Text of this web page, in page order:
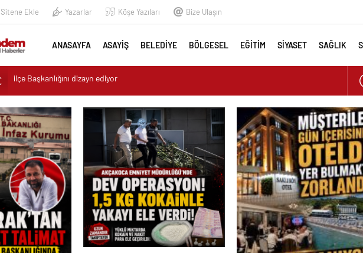
Sitene Ekle Yazarlar Köşe Yazıları Bize Ulaşın
ANASAYFA ASAYİŞ BELEDİYE BÖLGESEL EĞİTİM SİYASET SAĞLIK
Akçakoca’da Dev Uyuşturucu Operasyonu: 1 Tutuklama, 3 Şüpheliye Adli Kontrol
AKÇAKOCA’DA İŞ DÜNYASININ KALBİ KALE KOYU LANSMANINDA ATTI
Saklı Koy Otel’de Yoğunluk: Misafirler Yer Bulmakta Zorlandı
SAHİLLERDE TEMİZLİK ALARMI!
Herkes Albayrak’ın CHP’den istifa edeceğini beklerken Albayrak cezaevinden Akçakoca CHP
ilçe Başkanlığını dizayn ediyor